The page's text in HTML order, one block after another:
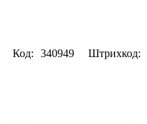
Код: 340949 Штрихкод: